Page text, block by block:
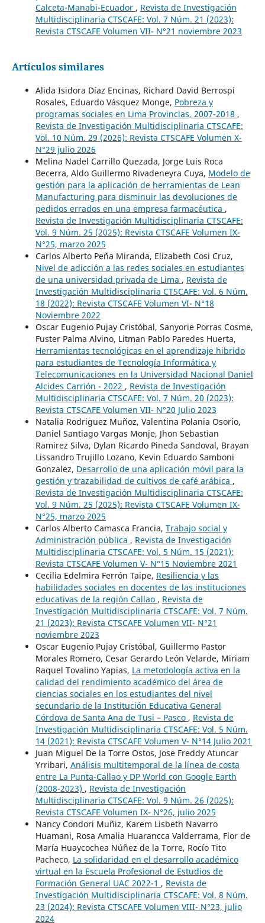
Calceta-Manabi-Ecuador , Revista de Investigación
Multidisciplinaria CTSCAFE: Vol. 7 Núm. 21 (2023):
Revista CTSCAFE Volumen VII- N°21 noviembre 2023
Artículos similares
Alida Isidora Díaz Encinas, Richard David Berrospi
Rosales, Eduardo Vásquez Monge, Pobreza y
programas sociales en Lima Provincias, 2007-2018 ,
Revista de Investigación Multidisciplinaria CTSCAFE:
Vol. 10 Núm. 29 (2026): Revista CTSCAFE Volumen X-
N°29 julio 2026
Melina Nadel Carrillo Quezada, Jorge Luis Roca
Becerra, Aldo Guillermo Rivadeneyra Cuya, Modelo de
gestión para la aplicación de herramientas de Lean
Manufacturing para disminuir las devoluciones de
pedidos errados en una empresa farmacéutica ,
Revista de Investigación Multidisciplinaria CTSCAFE:
Vol. 9 Núm. 25 (2025): Revista CTSCAFE Volumen IX-
N°25, marzo 2025
Carlos Alberto Peña Miranda, Elizabeth Cosi Cruz,
Nivel de adicción a las redes sociales en estudiantes
de una universidad privada de Lima , Revista de
Investigación Multidisciplinaria CTSCAFE: Vol. 6 Núm.
18 (2022): Revista CTSCAFE Volumen VI- N°18
Noviembre 2022
Oscar Eugenio Pujay Cristóbal, Sanyorie Porras Cosme,
Fuster Palma Alvino, Litman Pablo Paredes Huerta,
Herramientas tecnológicas en el aprendizaje hibrido
para estudiantes de Tecnología Informática y
Telecomunicaciones en la Universidad Nacional Daniel
Alcides Carrión - 2022 , Revista de Investigación
Multidisciplinaria CTSCAFE: Vol. 7 Núm. 20 (2023):
Revista CTSCAFE Volumen VII- N°20 Julio 2023
Natalia Rodriguez Muñoz, Valentina Polania Osorio,
Daniel Santiago Vargas Monje, Jhon Sebastian
Ramirez Silva, Dylan Ricardo Pineda Sandoval, Brayan
Lissandro Trujillo Lozano, Kevin Eduardo Samboni
Gonzalez, Desarrollo de una aplicación móvil para la
gestión y trazabilidad de cultivos de café arábica ,
Revista de Investigación Multidisciplinaria CTSCAFE:
Vol. 9 Núm. 25 (2025): Revista CTSCAFE Volumen IX-
N°25, marzo 2025
Carlos Alberto Camasca Francia, Trabajo social y
Administración pública , Revista de Investigación
Multidisciplinaria CTSCAFE: Vol. 5 Núm. 15 (2021):
Revista CTSCAFE Volumen V- N°15 Noviembre 2021
Cecilia Edelmira Ferrón Taipe, Resiliencia y las
habilidades sociales en docentes de las instituciones
educativas de la región Callao , Revista de
Investigación Multidisciplinaria CTSCAFE: Vol. 7 Núm.
21 (2023): Revista CTSCAFE Volumen VII- N°21
noviembre 2023
Oscar Eugenio Pujay Cristóbal, Guillermo Pastor
Morales Romero, Cesar Gerardo León Velarde, Miriam
Raquel Tovalino Yapias, La metodología activa en la
calidad del rendimiento académico del área de
ciencias sociales en los estudiantes del nivel
secundario de la Institución Educativa General
Córdova de Santa Ana de Tusi – Pasco , Revista de
Investigación Multidisciplinaria CTSCAFE: Vol. 5 Núm.
14 (2021): Revista CTSCAFE Volumen V- N°14 Julio 2021
Juan Miguel De la Torre Ostos, Jose Freddy Atuncar
Yrribari, Análisis multitemporal de la línea de costa
entre La Punta-Callao y DP World con Google Earth
(2008-2023) , Revista de Investigación
Multidisciplinaria CTSCAFE: Vol. 9 Núm. 26 (2025):
Revista CTSCAFE Volumen IX- N°26, julio 2025
Nancy Condori Muñiz, Karem Lisbeth Navarro
Huamani, Rosa Amalia Huarancca Valderrama, Flor de
María Huaycochea Núñez de la Torre, Rocío Tito
Pacheco, La solidaridad en el desarrollo académico
virtual en la Escuela Profesional de Estudios de
Formación General UAC 2022-1 , Revista de
Investigación Multidisciplinaria CTSCAFE: Vol. 8 Núm.
23 (2024): Revista CTSCAFE Volumen VIII- N°23, julio
2024